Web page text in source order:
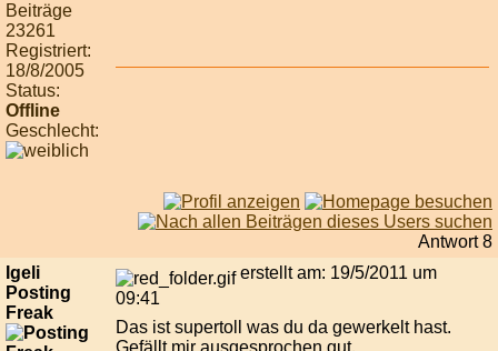
Beiträge
23261
Registriert:
18/8/2005
Status:
Offline
Geschlecht:
Antwort 8
Igeli
Posting
Freak
erstellt am: 19/5/2011 um
09:41
Das ist supertoll was du da gewerkelt hast.